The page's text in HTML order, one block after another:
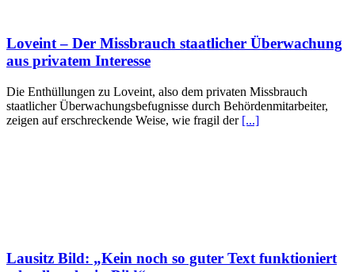
Loveint – Der Missbrauch staatlicher Überwachung
aus privatem Interesse
Die Enthüllungen zu Loveint, also dem privaten Missbrauch
staatlicher Überwachungsbefugnisse durch Behördenmitarbeiter,
zeigen auf erschreckende Weise, wie fragil der [...]
Lausitz Bild: „Kein noch so guter Text funktioniert